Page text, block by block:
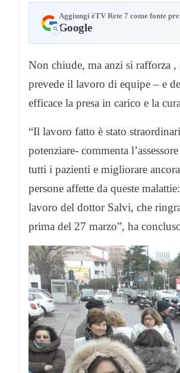
Aggiungi èTV Rete 7 come fonte
Google
Non chiude, ma anzi si rafforza
prevede il lavoro di equipe – e
efficace la presa in carico e la
“Il lavoro fatto è stato
potenziare- commenta
tutti i pazienti e migliorare
persone affette da queste
lavoro del dottor Salvi, che
prima del 27 marzo”, ha concluso